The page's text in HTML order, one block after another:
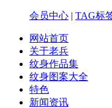
会员中心 | TAG标
网站首页
关于老兵
纹身作品集
纹身图案大全
特色
新闻资讯